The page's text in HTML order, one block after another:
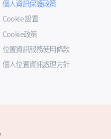
個人資訊保護政策
Cookie 設置
Cookie政策
位置資訊服務使用條款
個人位置資訊處理方針